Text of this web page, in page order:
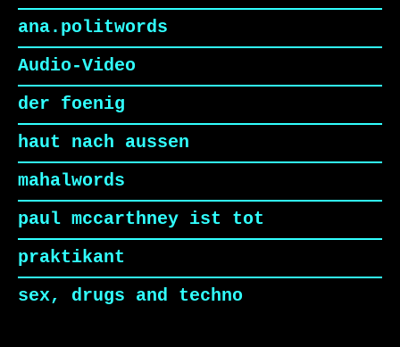
ana.politwords
Audio-Video
der foenig
haut nach aussen
mahalwords
paul mccarthney ist tot
praktikant
sex, drugs and techno